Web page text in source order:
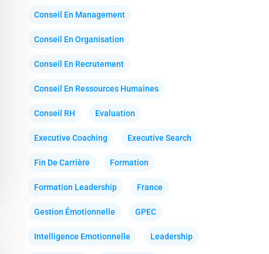
Conseil En Management
Conseil En Organisation
Conseil En Recrutement
Conseil En Ressources Humaines
Conseil RH Evaluation
Executive Coaching Executive Search
Fin De Carrière Formation
Formation Leadership France
Gestion Émotionnelle GPEC
Intelligence Emotionnelle Leadership